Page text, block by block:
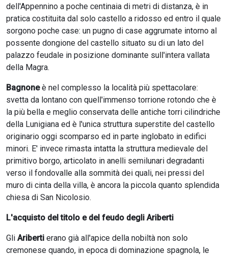
dell'Appennino a poche centinaia di metri di distanza, è in
pratica costituita dal solo castello a ridosso ed entro il quale
sorgono poche case: un pugno di case aggrumate intorno al
possente dongione del castello situato su di un lato del
palazzo feudale in posizione dominante sull'intera vallata
della Magra.
Bagnoneè nel complesso la località più spettacolare:
svetta da lontano con quell'immenso torrione rotondo che è
la più bella e meglio conservata delle antiche torri cilindriche
della Lunigiana ed è l'unica struttura superstite del castello
originario oggi scomparso ed in parte inglobato in edifici
minori. E' invece rimasta intatta la struttura medievale del
primitivo borgo, articolato in anelli semilunari degradanti
verso il fondovalle alla sommità dei quali, nei pressi del
muro di cinta della villa, è ancora la piccola quanto splendida
chiesa di San Nicolosio.
L'acquisto del titolo e del feudo degli Ariberti
Gli Ariberti erano già all'apice della nobiltà non solo
cremonese quando, in epoca di dominazione spagnola, le